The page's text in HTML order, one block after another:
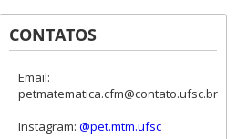
CONTATOS
Email:
petmatematica.cfm@contato.ufsc.br
Instagram: @pet.mtm.ufsc